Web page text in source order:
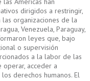
dirigidos a restringir,
las organizaciones de la
Venezuela, Paraguay,
leyes que, bajo
o supervisión
a la labor de las
operar, acceder a
derechos humanos. El